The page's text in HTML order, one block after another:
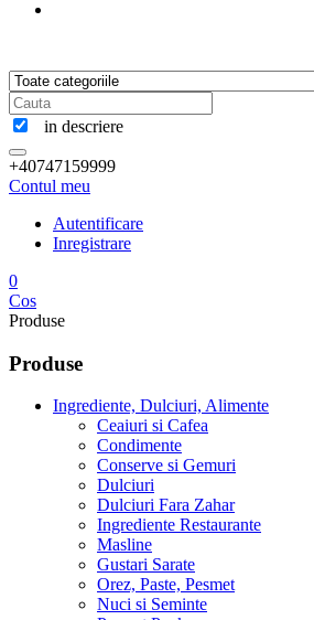
+40747159999
Autentificare
0
Cos
Ingrediente, Dulciuri, Alimente
Ceaiuri si Cafea
Condimente
Conserve si Gemuri
Dulciuri
Dulciuri Fara Zahar
Ingrediente Restaurante
Masline
Gustari Sarate
Orez, Paste, Pesmet